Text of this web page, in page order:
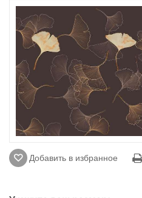
Добавить в избранное